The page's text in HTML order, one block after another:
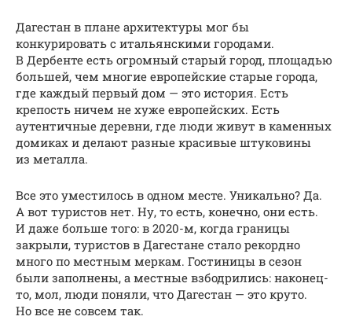
Дагестан в плане архитектуры мог бы
конкурировать с итальянскими городами.
В Дербенте есть огромный старый город, площадью
большей, чем многие европейские старые города,
где каждый первый дом — это история. Есть
крепость ничем не хуже европейских. Есть
аутентичные деревни, где люди живут в каменных
домиках и делают разные красивые штуковины
из металла.
Все это уместилось в одном месте. Уникально? Да.
А вот туристов нет. Ну, то есть, конечно, они есть.
И даже больше того: в 2020-м, когда границы
закрыли, туристов в Дагестане стало рекордно
много по местным меркам. Гостиницы в сезон
были заполнены, а местные взбодрились: наконец-
то, мол, люди поняли, что Дагестан — это круто.
Но все не совсем так.